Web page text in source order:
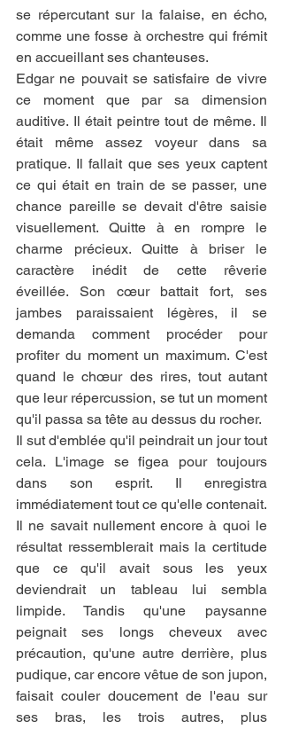
se répercutant sur la falaise, en écho,
comme une fosse à orchestre qui frémit
en accueillant ses chanteuses.
Edgar ne pouvait se satisfaire de vivre
ce moment que par sa dimension
auditive. Il était peintre tout de même. Il
était même assez voyeur dans sa
pratique. Il fallait que ses yeux captent
ce qui était en train de se passer, une
chance pareille se devait d'être saisie
visuellement. Quitte à en rompre le
charme précieux. Quitte à briser le
caractère inédit de cette rêverie
éveillée. Son cœur battait fort, ses
jambes paraissaient légères, il se
demanda comment procéder pour
profiter du moment un maximum. C'est
quand le chœur des rires, tout autant
que leur répercussion, se tut un moment
qu'il passa sa tête au dessus du rocher.
Il sut d'emblée qu'il peindrait un jour tout
cela. L'image se figea pour toujours
dans son esprit. Il enregistra
immédiatement tout ce qu'elle contenait.
Il ne savait nullement encore à quoi le
résultat ressemblerait mais la certitude
que ce qu'il avait sous les yeux
deviendrait un tableau lui sembla
limpide. Tandis qu'une paysanne
peignait ses longs cheveux avec
précaution, qu'une autre derrière, plus
pudique, car encore vêtue de son jupon,
faisait couler doucement de l'eau sur
ses bras, les trois autres, plus